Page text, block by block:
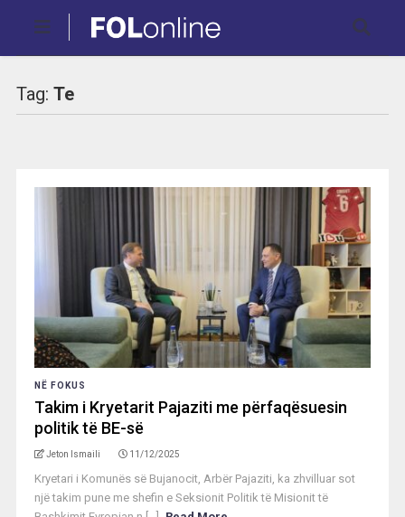
Tag: Te
NË FOKUS
Takim i Kryetarit Pajaziti me përfaqësuesin
politik të BE-së
Jeton Ismaili 11/12/2025
Kryetari i Komunës së Bujanocit, Arbër Pajaziti, ka zhvilluar sot
një takim pune me shefin e Seksionit Politik të Misionit të